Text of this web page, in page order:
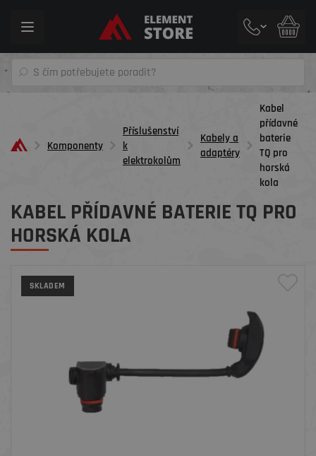
Toggle
Komponenty
Příslušenství
k
elektrokolům
Kabely a
adaptéry
Kabel
přídavné
baterie
TQ pro
horská
kola
KABEL PŘÍDAVNÉ BATERIE TQ PRO
HORSKÁ KOLA
SKLADEM